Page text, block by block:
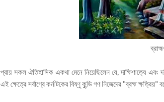
প্রায় সকল ঐতিহাসিক একথা মেনে নিয়েছিলেন যে, দাক্ষিণাত্যে এবং
এই ক্ষেত্রে সর্বাগ্রে কর্নাটকের বিষ্ণু কুন্ডি গণ নিজেদের "ব্রহ্ম ক্ষত্রিয়"